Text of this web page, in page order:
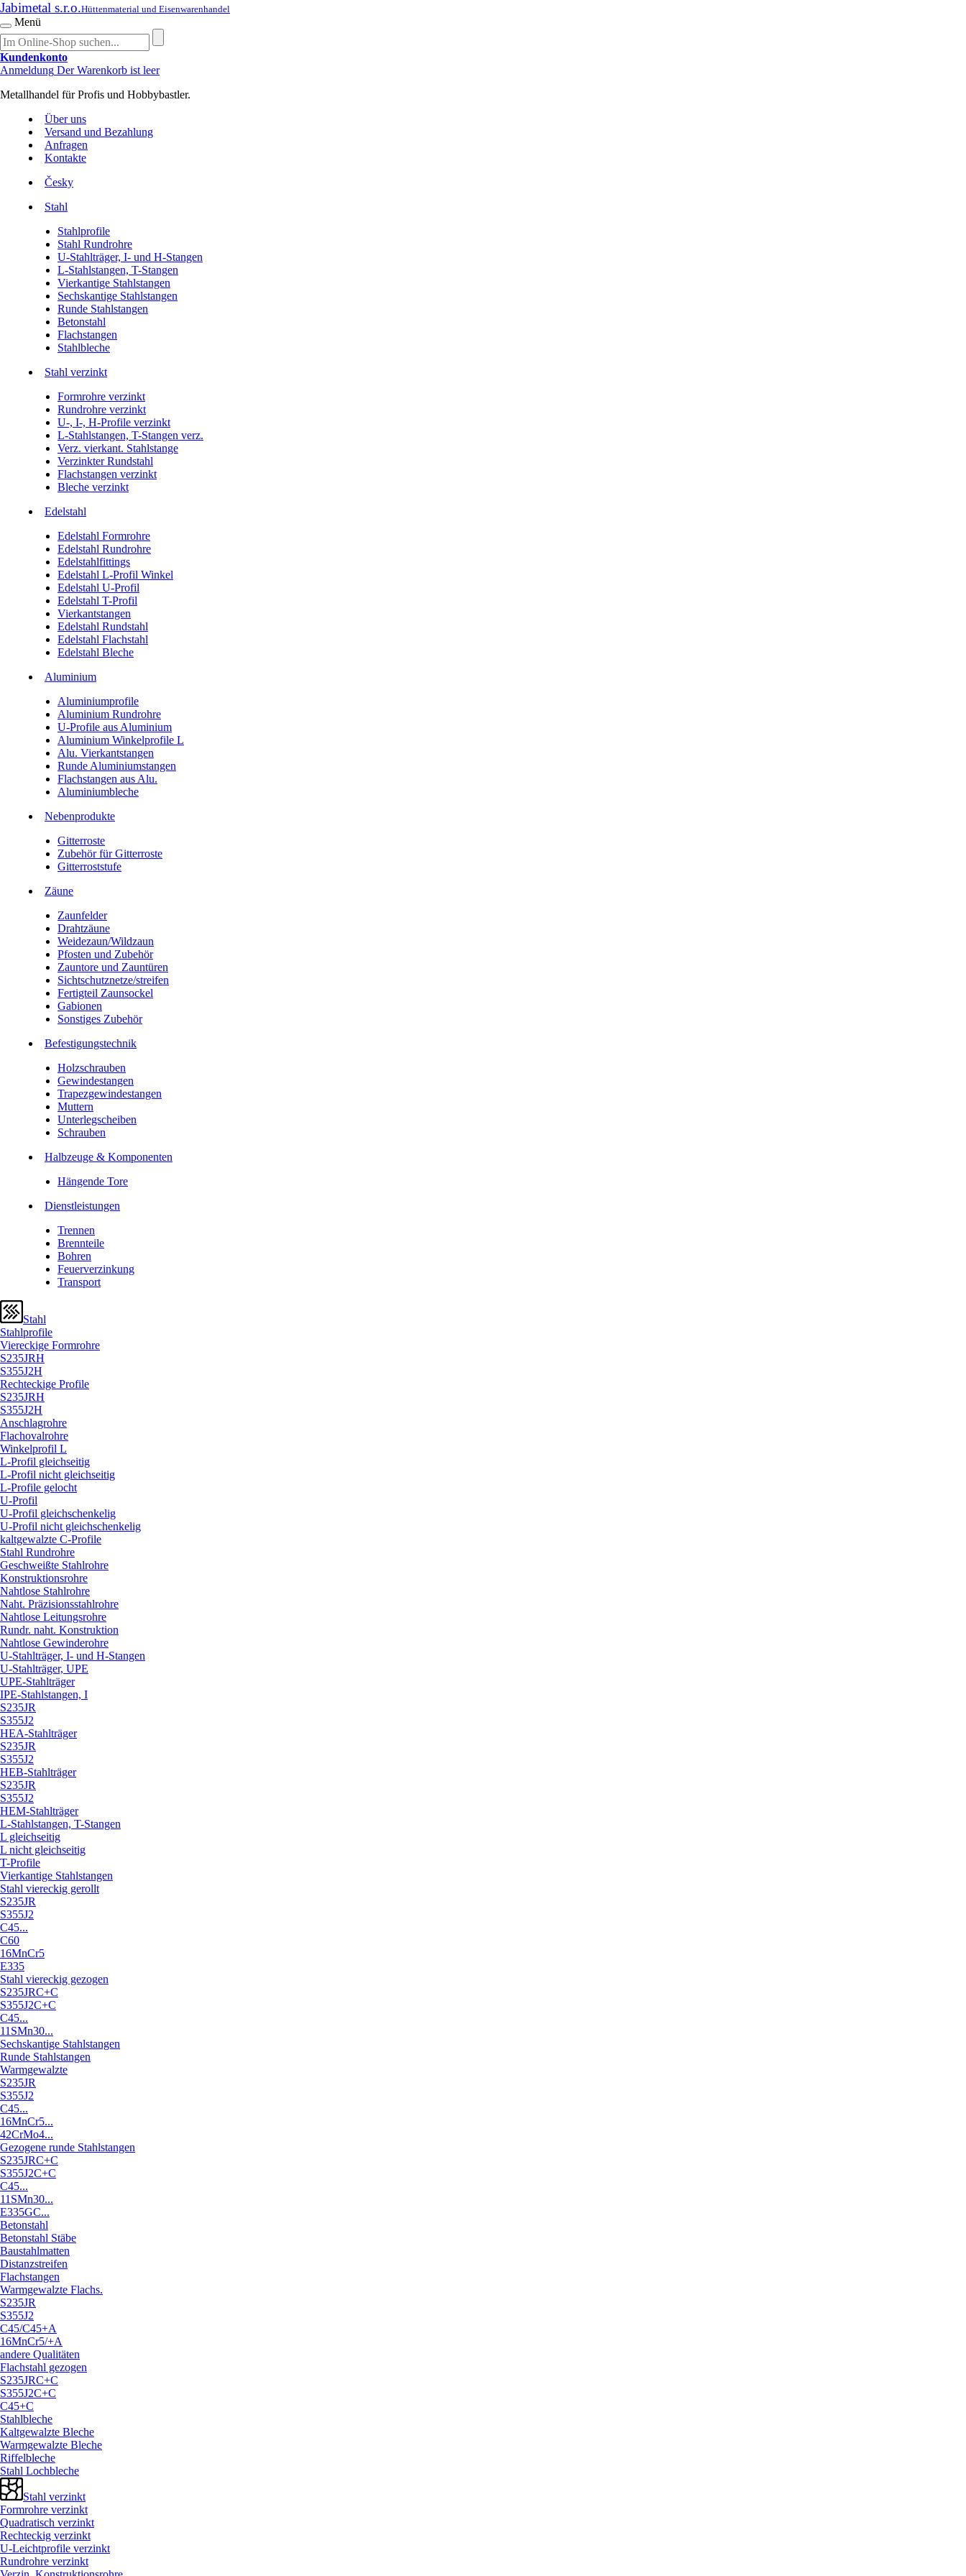
Jabimetal s.r.o.Hüttenmaterial und Eisenwarenhandel
Menü
Kundenkonto
Anmeldung Der Warenkorb ist leer
Metallhandel für Profis und Hobbybastler.
Über uns
Versand und Bezahlung
Anfragen
Kontakte
Česky
Stahl
Stahlprofile
Stahl Rundrohre
U-Stahlträger, I- und H-Stangen
L-Stahlstangen, T-Stangen
Vierkantige Stahlstangen
Sechskantige Stahlstangen
Runde Stahlstangen
Betonstahl
Flachstangen
Stahlbleche
Stahl verzinkt
Formrohre verzinkt
Rundrohre verzinkt
U-, I-, H-Profile verzinkt
L-Stahlstangen, T-Stangen verz.
Verz. vierkant. Stahlstange
Verzinkter Rundstahl
Flachstangen verzinkt
Bleche verzinkt
Edelstahl
Edelstahl Formrohre
Edelstahl Rundrohre
Edelstahlfittings
Edelstahl L-Profil Winkel
Edelstahl U-Profil
Edelstahl T-Profil
Vierkantstangen
Edelstahl Rundstahl
Edelstahl Flachstahl
Edelstahl Bleche
Aluminium
Aluminiumprofile
Aluminium Rundrohre
U-Profile aus Aluminium
Aluminium Winkelprofile L
Alu. Vierkantstangen
Runde Aluminiumstangen
Flachstangen aus Alu.
Aluminiumbleche
Nebenprodukte
Gitterroste
Zubehör für Gitterroste
Gitterroststufe
Zäune
Zaunfelder
Drahtzäune
Weidezaun/Wildzaun
Pfosten und Zubehör
Zauntore und Zauntüren
Sichtschutznetze/streifen
Fertigteil Zaunsockel
Gabionen
Sonstiges Zubehör
Befesti­gungstechnik
Holzschrauben
Gewindestangen
Trapezgewindestangen
Muttern
Unterlegscheiben
Schrauben
Halbzeuge & Komponenten
Hängende Tore
Dienstleistungen
Trennen
Brennteile
Bohren
Feuerverzinkung
Transport
Stahl
Stahlprofile
Viereckige Formrohre
S235JRH
S355J2H
Rechteckige Profile
S235JRH
S355J2H
Anschlagrohre
Flachovalrohre
Winkelprofil L
L-Profil gleichseitig
L-Profil nicht gleichseitig
L-Profile gelocht
U-Profil
U-Profil gleichschenkelig
U-Profil nicht gleichschenkelig
kaltgewalzte C-Profile
Stahl Rundrohre
Geschweißte Stahlrohre
Konstruktionsrohre
Nahtlose Stahlrohre
Naht. Präzisionsstahlrohre
Nahtlose Leitungsrohre
Rundr. naht. Konstruktion
Nahtlose Gewinderohre
U-Stahlträger, I- und H-Stangen
U-Stahlträger, UPE
UPE-Stahlträger
IPE-Stahlstangen, I
S235JR
S355J2
HEA-Stahlträger
S235JR
S355J2
HEB-Stahlträger
S235JR
S355J2
HEM-Stahlträger
L-Stahlstangen, T-Stangen
L gleichseitig
L nicht gleichseitig
T-Profile
Vierkantige Stahlstangen
Stahl viereckig gerollt
S235JR
S355J2
C45...
C60
16MnCr5
E335
Stahl viereckig gezogen
S235JRC+C
S355J2C+C
C45...
11SMn30...
Sechskantige Stahlstangen
Runde Stahlstangen
Warmgewalzte
S235JR
S355J2
C45...
16MnCr5...
42CrMo4...
Gezogene runde Stahlstangen
S235JRC+C
S355J2C+C
C45...
11SMn30...
E335GC...
Betonstahl
Betonstahl Stäbe
Baustahlmatten
Distanzstreifen
Flachstangen
Warmgewalzte Flachs.
S235JR
S355J2
C45/C45+A
16MnCr5/+A
andere Qualitäten
Flachstahl gezogen
S235JRC+C
S355J2C+C
C45+C
Stahlbleche
Kaltgewalzte Bleche
Warmgewalzte Bleche
Riffelbleche
Stahl Lochbleche
Stahl verzinkt
Formrohre verzinkt
Quadratisch verzinkt
Rechteckig verzinkt
U-Leichtprofile verzinkt
Rundrohre verzinkt